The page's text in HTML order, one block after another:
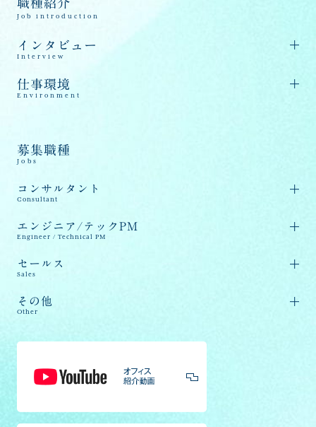
職種紹介
Job introduction
インタビュー
Interview
仕事環境
Environment
募集職種
Jobs
コンサルタント
Consultant
エンジニア/テックPM
Engineer / Technical PM
セールス
Sales
その他
Other